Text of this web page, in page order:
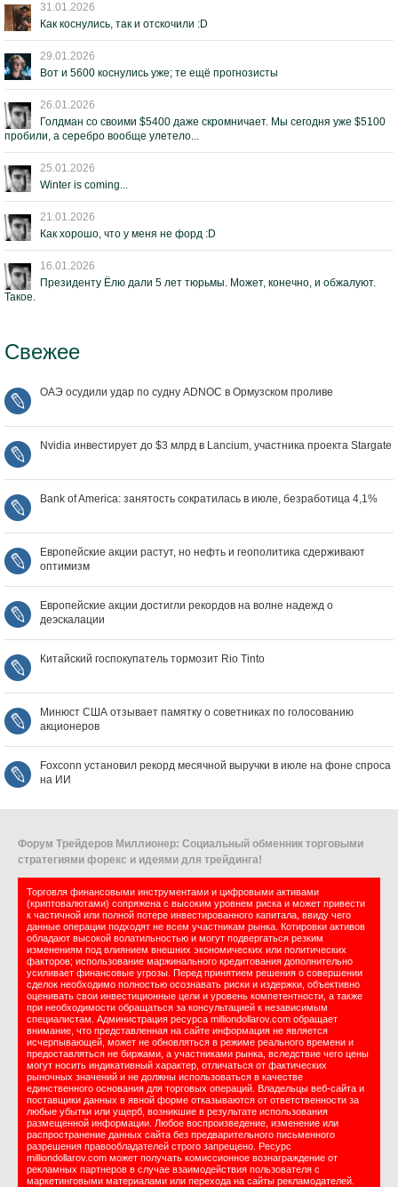
31.01.2026
Как коснулись, так и отскочили :D
29.01.2026
Вот и 5600 коснулись уже; те ещё прогнозисты
26.01.2026
Голдман со своими $5400 даже скромничает. Мы сегодня уже $5100
пробили, а серебро вообще улетело...
25.01.2026
Winter is coming...
21.01.2026
Как хорошо, что у меня не форд :D
16.01.2026
Президенту Ёлю дали 5 лет тюрьмы. Может, конечно, и обжалуют.
Такое.
Свежее
ОАЭ осудили удар по судну ADNOC в Ормузском проливе
Nvidia инвестирует до $3 млрд в Lancium, участника проекта Stargate
Bank of America: занятость сократилась в июле, безработица 4,1%
Европейские акции растут, но нефть и геополитика сдерживают
оптимизм
Европейские акции достигли рекордов на волне надежд о
деэскалации
Китайский госпокупатель тормозит Rio Tinto
Минюст США отзывает памятку о советниках по голосованию
акционеров
Foxconn установил рекорд месячной выручки в июле на фоне спроса
на ИИ
Форум Трейдеров Миллионер: Социальный обменник торговыми
стратегиями форекс и идеями для трейдинга!
Торговля финансовыми инструментами и цифровыми активами
(криптовалютами) сопряжена с высоким уровнем риска и может привести
к частичной или полной потере инвестированного капитала, ввиду чего
данные операции подходят не всем участникам рынка. Котировки активов
обладают высокой волатильностью и могут подвергаться резким
изменениям под влиянием внешних экономических или политических
факторов; использование маржинального кредитования дополнительно
усиливает финансовые угрозы. Перед принятием решения о совершении
сделок необходимо полностью осознавать риски и издержки, объективно
оценивать свои инвестиционные цели и уровень компетентности, а также
при необходимости обращаться за консультацией к независимым
специалистам. Администрация ресурса milliondollarov.com обращает
внимание, что представленная на сайте информация не является
исчерпывающей, может не обновляться в режиме реального времени и
предоставляться не биржами, а участниками рынка, вследствие чего цены
могут носить индикативный характер, отличаться от фактических
рыночных значений и не должны использоваться в качестве
единственного основания для торговых операций. Владельцы веб-сайта и
поставщики данных в явной форме отказываются от ответственности за
любые убытки или ущерб, возникшие в результате использования
размещенной информации. Любое воспроизведение, изменение или
распространение данных сайта без предварительного письменного
разрешения правообладателей строго запрещено. Ресурс
milliondollarov.com может получать комиссионное вознаграждение от
рекламных партнеров в случае взаимодействия пользователя с
маркетинговыми материалами или перехода на сайты рекламодателей.